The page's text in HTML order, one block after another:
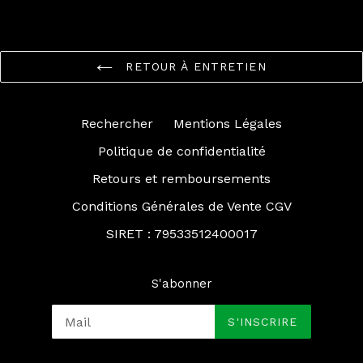
RETOUR À ENTRETIEN
Rechercher
Mentions Légales
Politique de confidentialité
Retours et remboursements
Conditions Générales de Vente CGV
SIRET : 79533512400017
S'abonner
S'INSCRIRE